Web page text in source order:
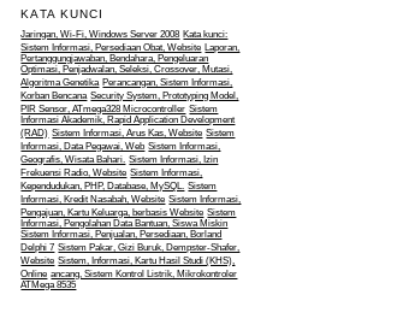
KATA KUNCI
Jaringan, Wi-Fi, Windows Server 2008 Kata kunci:
Sistem Informasi, Persediaan Obat, Website Laporan,
Pertanggungjawaban, Bendahara, Pengeluaran
Optimasi, Penjadwalan, Seleksi, Crossover, Mutasi,
Algoritma Genetika Perancangan, Sistem Informasi,
Korban Bencana Security System, Prototyping Model,
PIR Sensor, ATmega328 Microcontroller Sistem
Informasi Akademik, Rapid Application Development
(RAD) Sistem Informasi, Arus Kas, Website Sistem
Informasi, Data Pegawai, Web Sistem Informasi,
Geografis, Wisata Bahari. Sistem Informasi, Izin
Frekuensi Radio, Website Sistem Informasi,
Kependudukan, PHP, Database, MySQL. Sistem
Informasi, Kredit Nasabah, Website Sistem Informasi,
Pengajuan, Kartu Keluarga, berbasis Website Sistem
Informasi, Pengolahan Data Bantuan, Siswa Miskin
Sistem Informasi, Penjualan, Persediaan, Borland
Delphi 7 Sistem Pakar, Gizi Buruk, Dempster-Shafer,
Website Sistem, Informasi, Kartu Hasil Studi (KHS),
Online ancang, Sistem Kontrol Listrik, Mikrokontroler
ATMega 8535